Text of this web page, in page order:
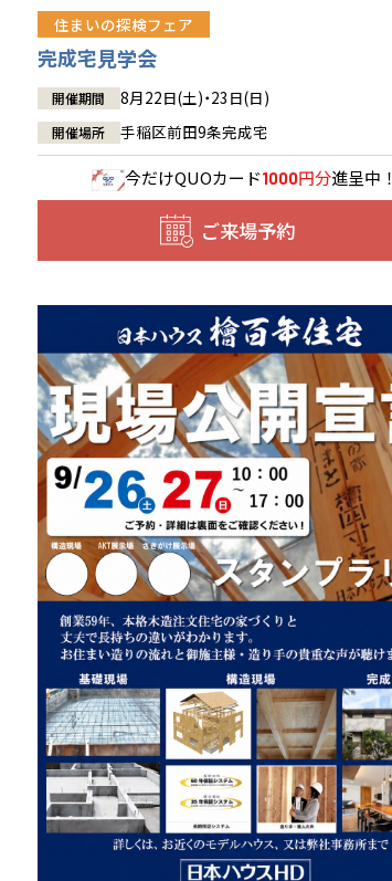
住まいの探検フェア
完成宅見学会
開催期間 8月22日(土)・23日(日)
開催場所 手稲区前田9条完成宅
今だけQUOカード1000円分進呈中！
ご来場予約